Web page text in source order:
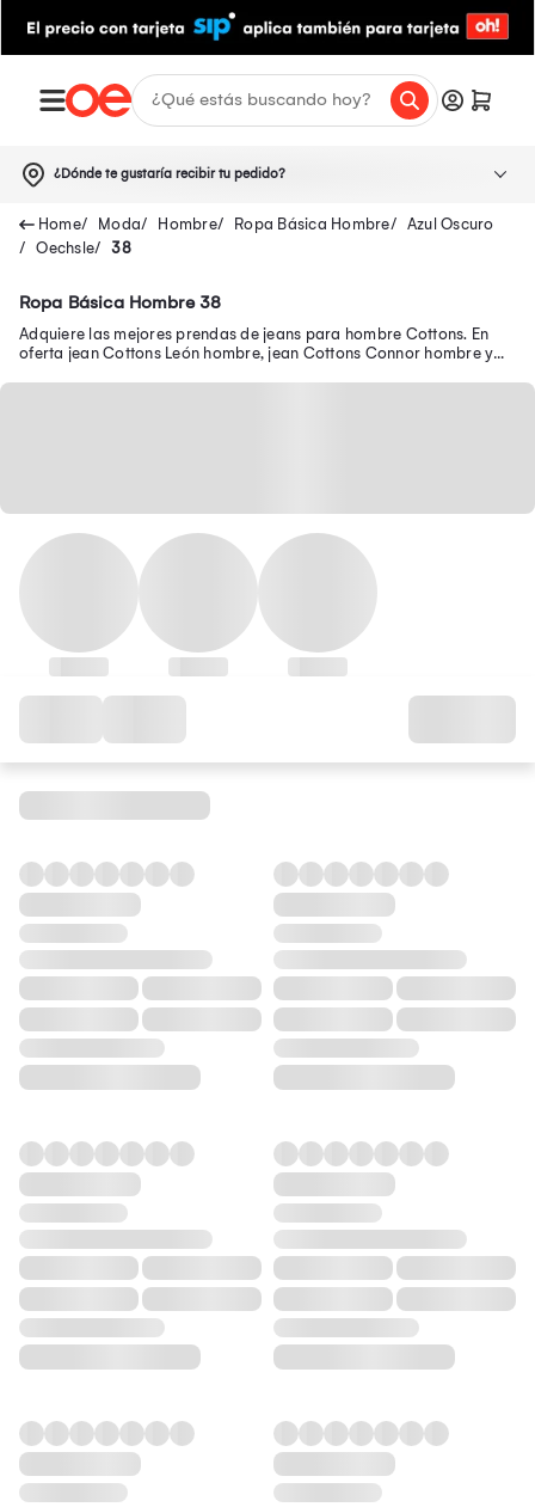
¿Dónde te gustaría recibir tu pedido?
Moda Hombre Ropa Básica Hombre
Azul Oscuro
Oechsle
38
Ropa Básica Hombre 38
Adquiere las mejores prendas de jeans para hombre Cottons. En
oferta jean Cottons León hombre, jean Cottons Connor hombre y